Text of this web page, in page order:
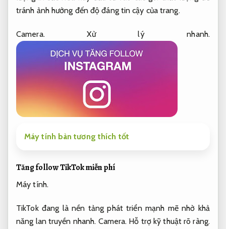
tránh ảnh hưởng đến độ đáng tin cậy của trang.
Camera. Xử lý nhanh.
Máy tính bàn tương thích tốt
Tăng follow TikTok miễn phí
Máy tính.
TikTok đang là nền tảng phát triển mạnh mẽ nhờ khả
năng lan truyền nhanh. Camera. Hỗ trợ kỹ thuật rõ ràng.